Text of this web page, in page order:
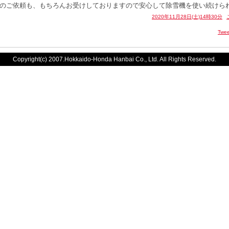
ご依頼も、もちろんお受けしておりますので安心して除雪機を使い続けら
2020年11月28日(土)14時30分
Copyright(c) 2007.Hokkaido-Honda Hanbai Co., Ltd. All Rights Reserved.